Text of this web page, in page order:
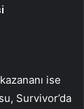
ise
Survivor’da